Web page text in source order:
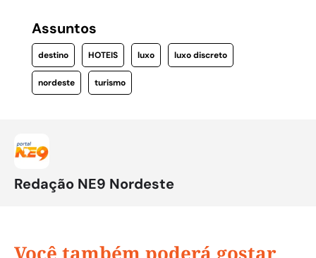
Assuntos
destino HOTEIS luxo luxo discreto
nordeste turismo
Redação NE9 Nordeste